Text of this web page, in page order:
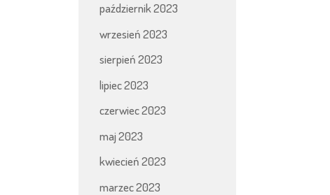
październik 2023
wrzesień 2023
sierpień 2023
lipiec 2023
czerwiec 2023
maj 2023
kwiecień 2023
marzec 2023